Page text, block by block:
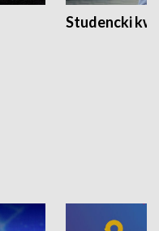
Studencki